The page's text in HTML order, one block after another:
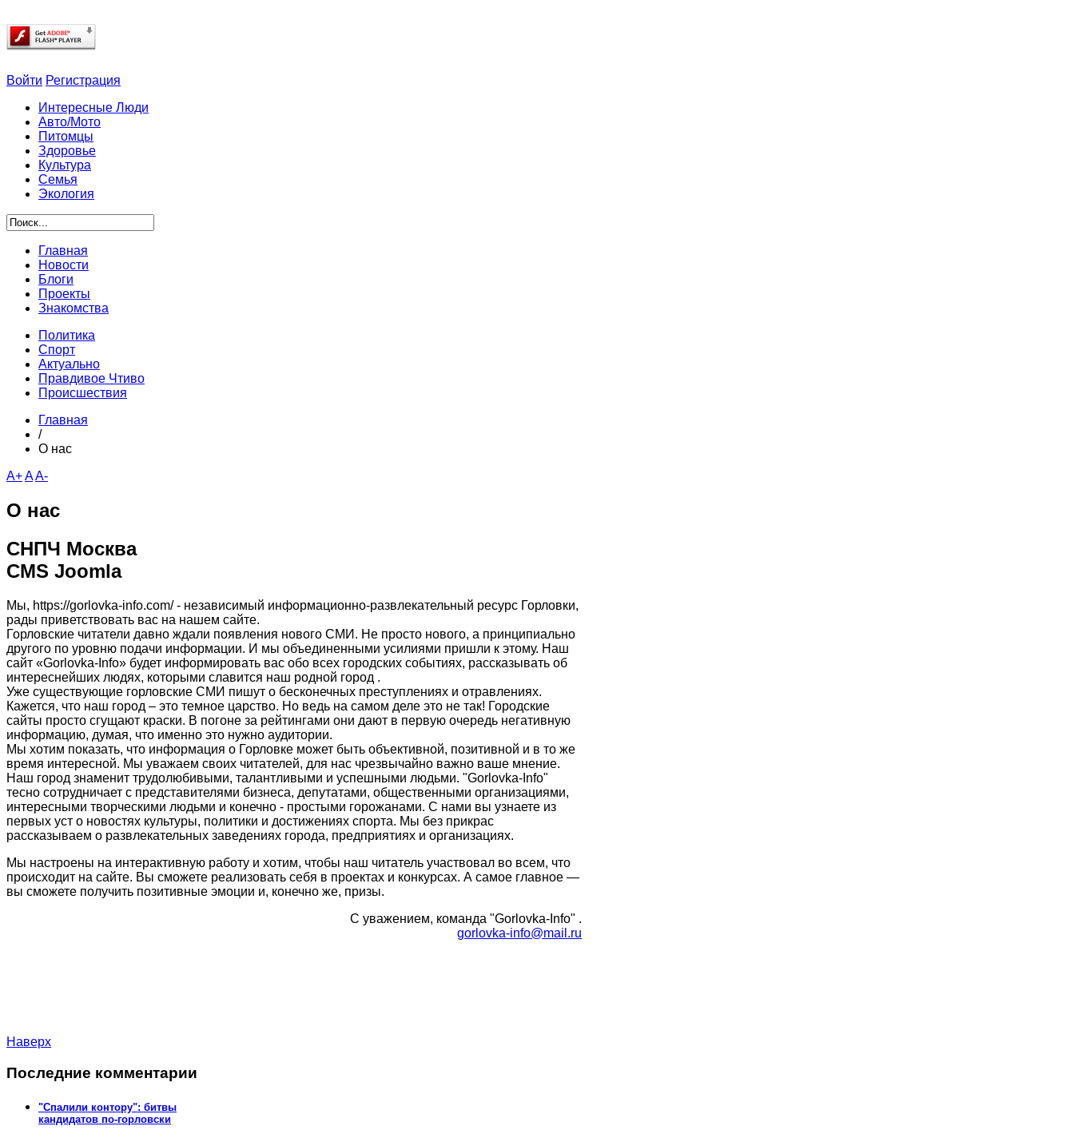
Войти Регистрация
Интересные Люди
Авто/Мото
Питомцы
Здоровье
Культура
Семья
Экология
Главная
Новости
Блоги
Проекты
Знакомства
Политика
Спорт
Актуально
Правдивое Чтиво
Происшествия
Главная
/
О нас
A+AA-
О нас
СНПЧ Москва
CMS Joomla
Мы, https://gorlovka-info.com/ - независимый информационно-развлекательный ресурс Горловки,
рады приветствовать вас на нашем сайте.
Горловские читатели давно ждали появления нового СМИ. Не просто нового, а принципиально
другого по уровню подачи информации. И мы объединенными усилиями пришли к этому. Наш
сайт «Gorlovka-Info» будет информировать вас обо всех городских событиях, рассказывать об
интереснейших людях, которыми славится наш родной город .
Уже существующие горловские СМИ пишут о бесконечных преступлениях и отравлениях.
Кажется, что наш город – это темное царство. Но ведь на самом деле это не так! Городские
сайты просто сгущают краски. В погоне за рейтингами они дают в первую очередь негативную
информацию, думая, что именно это нужно аудитории.
Мы хотим показать, что информация о Горловке может быть объективной, позитивной и в то же
время интересной. Мы уважаем своих читателей, для нас чрезвычайно важно ваше мнение.
Наш город знаменит трудолюбивыми, талантливыми и успешными людьми. "Gorlovka-Info"
тесно сотрудничает с представителями бизнеса, депутатами, общественными организациями,
интересными творческими людьми и конечно - простыми горожанами. С нами вы узнаете из
первых уст о новостях культуры, политики и достижениях спорта. Мы без прикрас
рассказываем о развлекательных заведениях города, предприятиях и организациях.
Мы настроены на интерактивную работу и хотим, чтобы наш читатель участвовал во всем, что
происходит на сайте. Вы сможете реализовать себя в проектах и конкурсах. А самое главное —
вы сможете получить позитивные эмоции и, конечно же, призы.
С уважением, команда "Gorlovka-Info" .
gorlovka-info@mail.ru
Наверх
Последние комментарии
"Спалили контору": битвы
кандидатов по-горловски